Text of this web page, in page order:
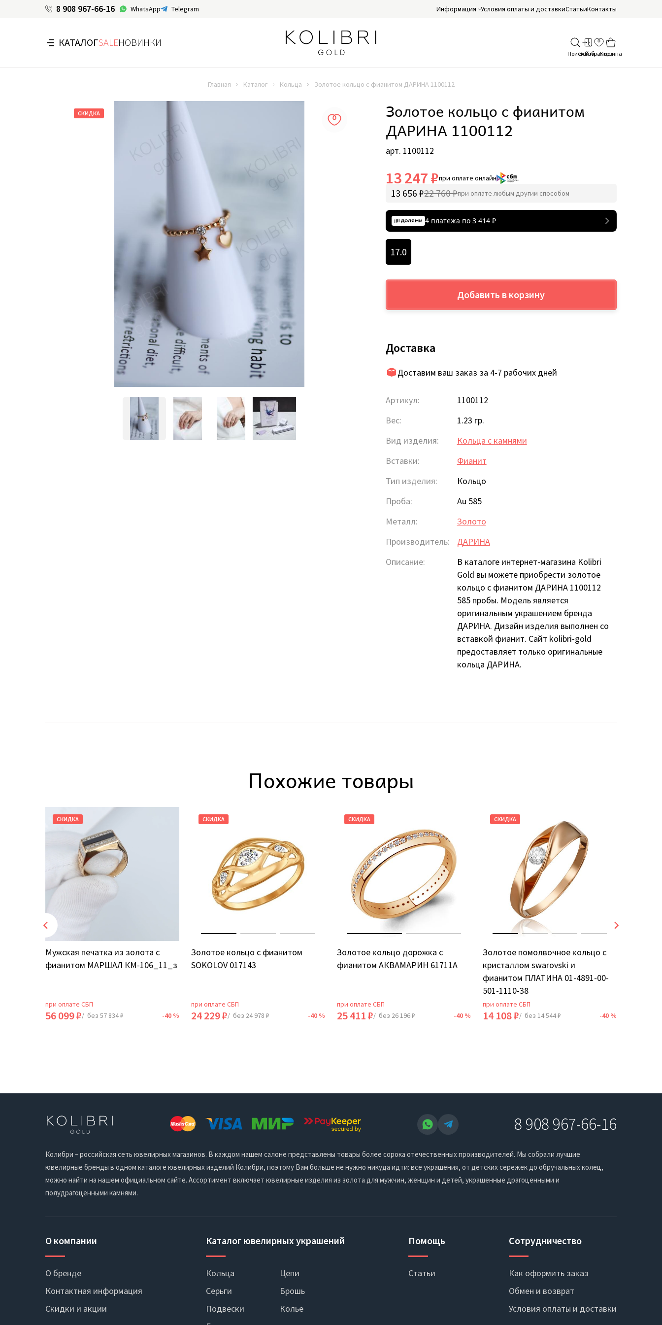
8 908 967-66-16 WhatsApp Telegram Информация Условия оплаты и доставкиСтатьиКонтакты
КАТАЛОГSALEНОВИНКИ
Главная Каталог Кольца Золотое кольцо с фианитом ДАРИНА 1100112
СКИДКА Золотое кольцо с фианитом
ДАРИНА 1100112
арт. 1100112
13 247 ₽при оплате онлайн
13 656 ₽22 760 ₽при оплате любым другим способом
4 платежа по 3 414₽
17.0
Добавить в корзину
Доставка
Доставим ваш заказ за 4-7 рабочих дней
Артикул:
1100112
Вес:
1.23 гр.
Вид изделия:
Кольца с камнями
Вставки:
Фианит
Тип изделия:
Кольцо
Проба:
Au 585
Металл:
Золото
Производитель:
ДАРИНА
Описание:
В каталоге интернет-магазина Kolibri
Gold вы можете приобрести золотое
кольцо с фианитом ДАРИНА 1100112
585 пробы. Модель является
оригинальным украшением бренда
ДАРИНА. Дизайн изделия выполнен со
вставкой фианит. Сайт kolibri-gold
предоставляет только оригинальные
кольца ДАРИНА.
Похожие товары
СКИДКА
Мужская печатка из золота с
фианитом МАРШАЛ КМ-106_11_з
при оплате СБП
56 099 ₽/ без 57 834 ₽ -40 %
СКИДКА
Золотое кольцо с фианитом
SOKOLOV 017143
при оплате СБП
24 229 ₽/ без 24 978 ₽ -40 %
СКИДКА
Золотое кольцо дорожка с
фианитом АКВАМАРИН 61711А
при оплате СБП
25 411 ₽/ без 26 196 ₽ -40 %
СКИДКА
Золотое помолвочное кольцо с
кристаллом swarovski и
фианитом ПЛАТИНА 01-4891-00-
501-1110-38
при оплате СБП
14 108 ₽/ без 14 544 ₽ -40 %
8 908 967-66-16
Колибри – российская сеть ювелирных магазинов. В каждом нашем салоне представлены товары более сорока отечественных производителей. Мы собрали лучшие
ювелирные бренды в одном каталоге ювелирных изделий Колибри, поэтому Вам больше не нужно никуда идти: все украшения, от детских сережек до обручальных колец,
можно найти на нашем официальном сайте. Ассортимент включает ювелирные изделия из золота для мужчин, женщин и детей, украшенные драгоценными и
полудрагоценными камнями.
О компании
О бренде
Контактная информация
Скидки и акции
Каталог ювелирных украшений
Кольца
Серьги
Подвески
Цепи
Брошь
Колье
Помощь
Статьи
Сотрудничество
Как оформить заказ
Обмен и возврат
Условия оплаты и доставки